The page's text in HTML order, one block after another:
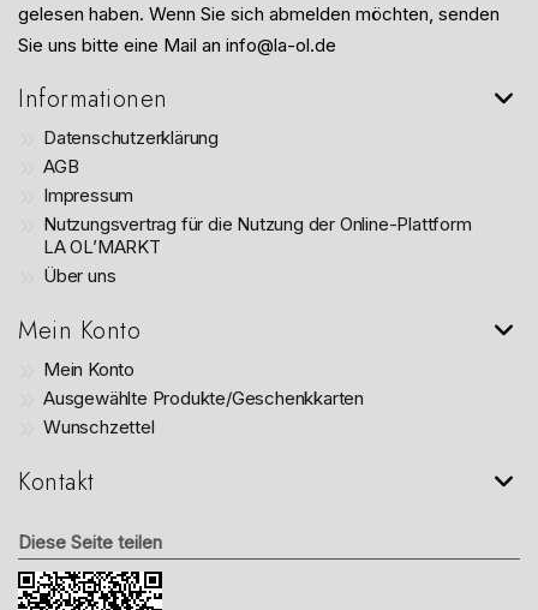
gelesen haben. Wenn Sie sich abmelden möchten, senden
Sie uns bitte eine Mail an info@la-ol.de
Informationen
Datenschutzerklärung
AGB
Impressum
Nutzungsvertrag für die Nutzung der Online-Plattform
LA OL’MARKT
Über uns
Mein Konto
Mein Konto
Ausgewählte Produkte/Geschenkkarten
Wunschzettel
Kontakt
Diese Seite teilen